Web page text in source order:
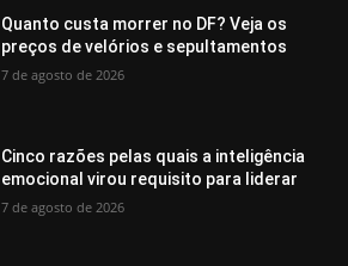
Quanto custa morrer no DF? Veja os
preços de velórios e sepultamentos
7 de agosto de 2026
Cinco razões pelas quais a inteligência
emocional virou requisito para liderar
7 de agosto de 2026